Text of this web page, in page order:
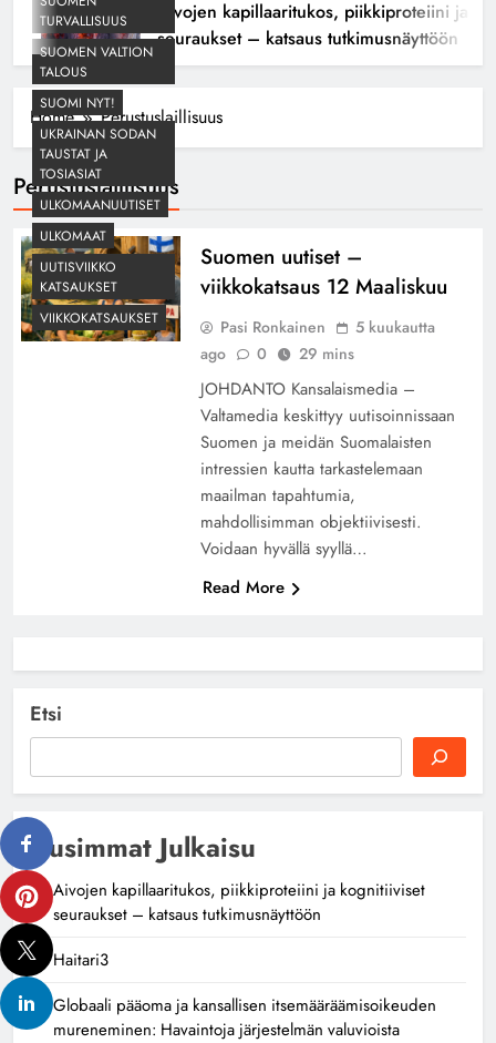
Aivojen kapillaaritukos, piikkiproteiini ja
seuraukset – katsaus tutkimusnäyttöön
Home Perustuslaillisuus
Perustuslaillisuus
TURVALLISUUS
SUOMEN VALTION
TALOUS
SUOMI NYT!
UKRAINAN SODAN
TAUSTAT JA
TOSIASIAT
ULKOMAANUUTISET
ULKOMAAT
UUTISVIIKKO
KATSAUKSET
VIIKKOKATSAUKSET
Suomen uutiset –
viikkokatsaus 12 Maaliskuu
Pasi Ronkainen
5 kuukautta
ago
0 29 mins
JOHDANTO Kansalaismedia –
Valtamedia keskittyy uutisoinnissaan
Suomen ja meidän Suomalaisten
intressien kautta tarkastelemaan
maailman tapahtumia,
mahdollisimman objektiivisesti.
Voidaan hyvällä syyllä…
Read More
Etsi
Uusimmat Julkaisu
Aivojen kapillaaritukos, piikkiproteiini ja kognitiiviset
seuraukset – katsaus tutkimusnäyttöön
Haitari3
Globaali pääoma ja kansallisen itsemääräämisoikeuden
mureneminen: Havaintoja järjestelmän valuvioista